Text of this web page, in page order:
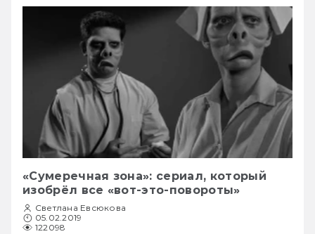
«Сумеречная зона»: сериал, который
изобрёл все «вот-это-повороты»
Светлана Евсюкова
05.02.2019
122098